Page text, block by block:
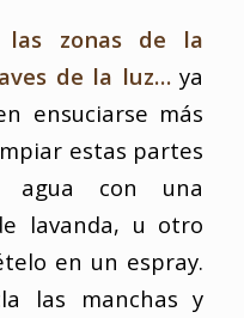
las zonas de la
de la luz…ya
ensuciarse más
estas partes
con una
lavanda, u otro
en un espray.
las manchas y